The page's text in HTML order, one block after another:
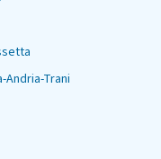
Andria-Trani